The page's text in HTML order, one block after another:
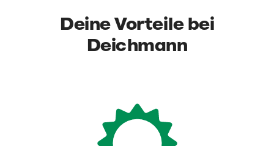
Deine Vorteile bei
Deichmann